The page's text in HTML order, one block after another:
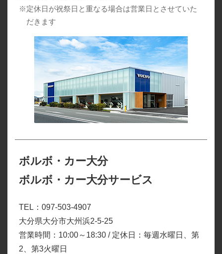
※定休日が祝祭日と重なる場合は営業日とさせていた
だきます
ボルボ・カー大分
ボルボ・カー大分サービス
TEL：097-503-4907
大分県大分市大州浜2-5-25
営業時間：10:00～18:30 / 定休日：毎週水曜日、第
2、第3火曜日